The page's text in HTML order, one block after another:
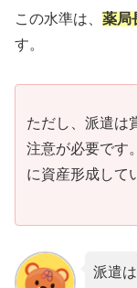
この水準は、 薬局
す。
ただし、派遣は
注意が必要です
に資産形成して
派遣